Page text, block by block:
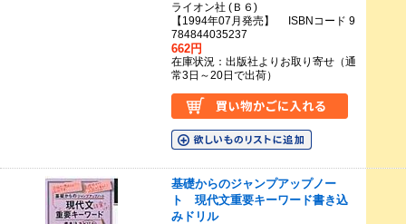
ライオン社 (Ｂ６)
【1994年07月発売】 ISBNコード 9
784844035237
662円
在庫状況：出版社よりお取り寄せ（通
常3日～20日で出荷）
基礎からのジャンプアップノー
ト 現代文重要キーワード書き込
みドリル